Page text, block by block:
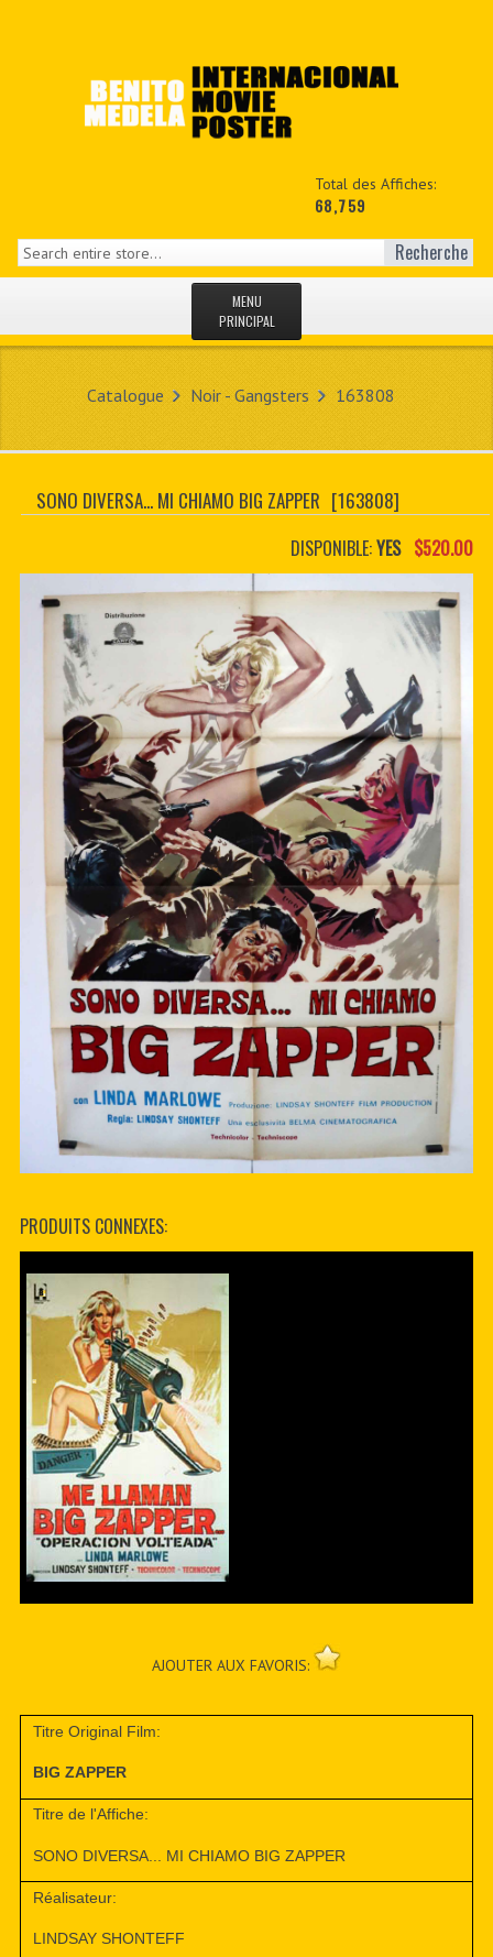
Total des Affiches:
68,759
Recherche
MENU
PRINCIPAL
MON COPTE
CONTACTER
CUSTOM PDF
Catalogue Noir - Gangsters 163808
SONO DIVERSA... MI CHIAMO BIG ZAPPER [163808]
DISPONIBLE:YES $520.00
PRODUITS CONNEXES:
AJOUTER AUX FAVORIS:
Titre Original Film:
BIG ZAPPER
Titre de l'Affiche:
SONO DIVERSA... MI CHIAMO BIG ZAPPER
Réalisateur:
LINDSAY SHONTEFF